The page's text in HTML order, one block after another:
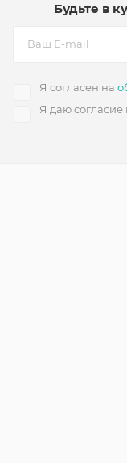
Будьте в
Я согласен на
Я даю